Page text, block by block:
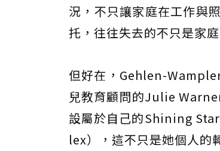
況，不只讓家庭在工作與
托，往往失去的不只是家
但好在，Gehlen-
兒教育顧問的Julie
設屬於自己的Shining
lex），這不只是她個人的